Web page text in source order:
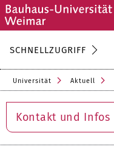
SCHNELLZUGRIFF
Universität Aktuell
Kontakt und Infos